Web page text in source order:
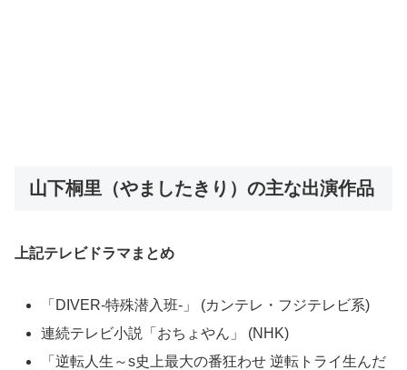
山下桐里（やましたきり）の主な出演作品
上記テレビドラマまとめ
「DIVER-特殊潜入班-」 (カンテレ・フジテレビ系)
連続テレビ小説「おちょやん」 (NHK)
「逆転人生～s史上最大の番狂わせ 逆転トライ生んだ